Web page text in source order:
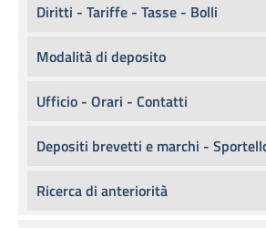
Diritti - Tariffe - Tasse - Bolli
Modalità di deposito
Ufficio - Orari - Contatti
Depositi brevetti e marchi -
Ricerca di anteriorità